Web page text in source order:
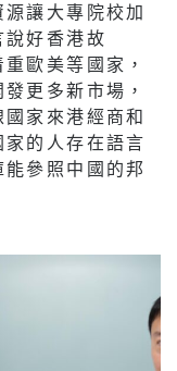
源讓大專院校加
好香港故
歐美等國家，
更多新市場，
家來港經商和
的人存在語言
參照中國的邦